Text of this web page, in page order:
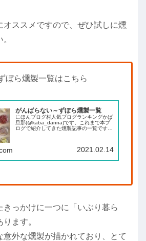
オススメですので、ぜひ試しに燻
ぼら燻製一覧はこちら
がんばらない～ずぼら燻製一覧
にほんブログ村人気ブログランキングかば
旦那(@kaba_danna)です。これまで本ブ
ログで紹介してきた燻製記事の一覧です。
2021.02.14
きっかけに一つに「いぶり暮ら
ます。
意外な燻製が描かれており、とて